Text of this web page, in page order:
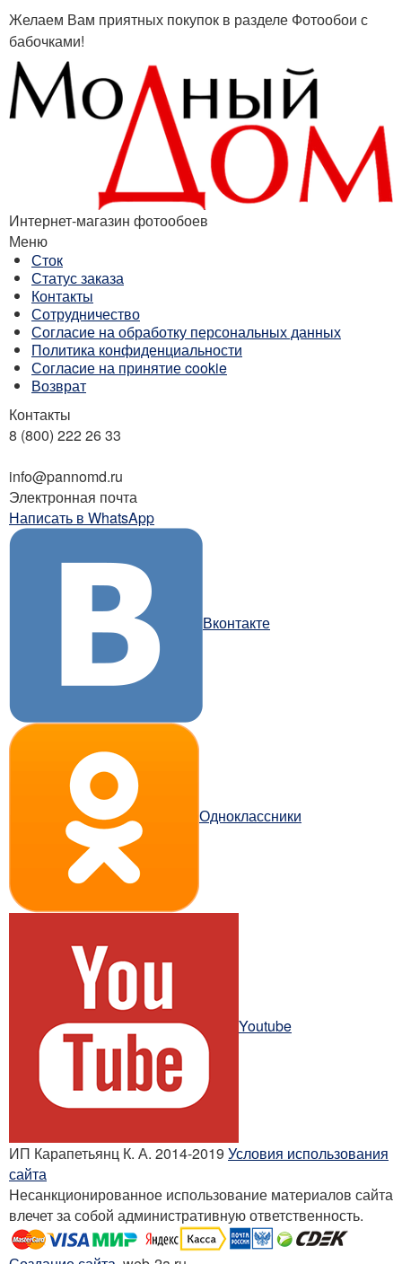
Желаем Вам приятных покупок в разделе Фотообои с
бабочками!
Интернет-магазин фотообоев
Меню
Сток
Статус заказа
Контакты
Сотрудничество
Согласие на обработку персональных данных
Политика конфиденциальности
Соглаcие на принятие cookie
Возврат
Контакты
8 (800) 222 26 33
info@pannomd.ru
Электронная почта
Написать в WhatsApp
Вконтакте
Одноклассники
Youtube
ИП Карапетьянц К. А. 2014-2019 Условия использования
сайта
Несанкционированное использование материалов сайта
влечет за собой административную ответственность.